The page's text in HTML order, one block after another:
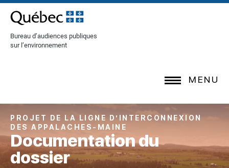
[Common.SkipToContent]
Bureau d’audiences publiques
sur l’environnement
MENU
PROJET DE LA LIGNE D’INTERCONNEXION
DES APPALACHES-MAINE
Documentation du
dossier